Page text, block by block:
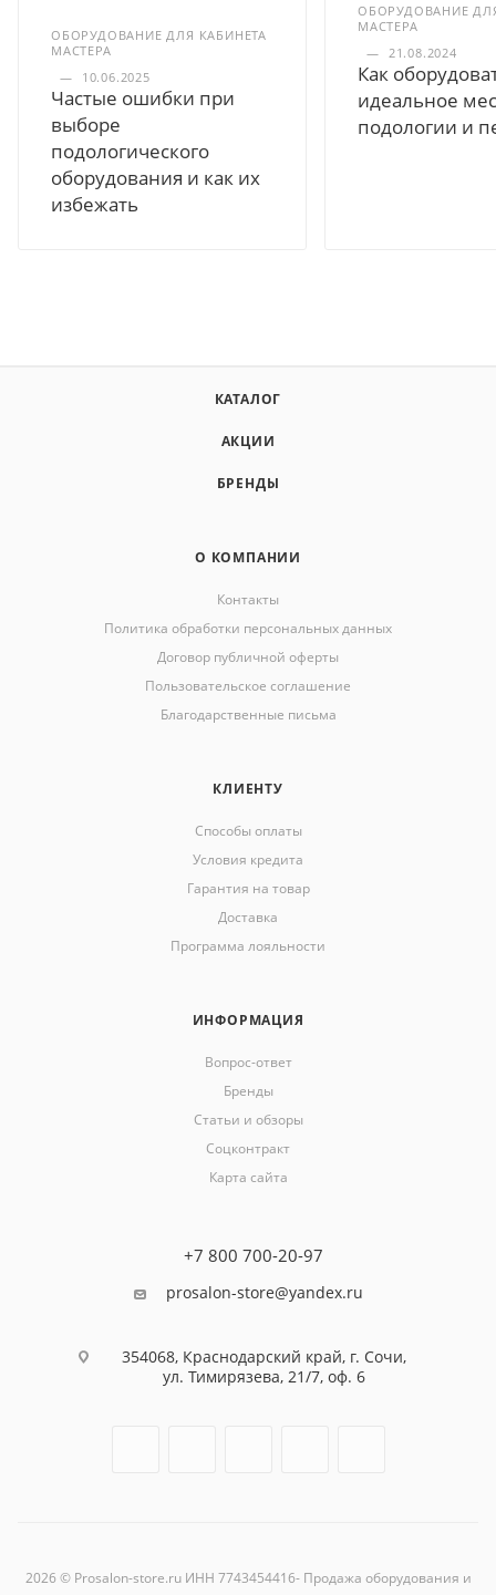
ОБОРУДОВАНИЕ ДЛЯ КАБИНЕТА
МАСТЕРА
—
10.06.2025
Частые ошибки при
выборе
подологического
оборудования и как их
избежать
ОБОРУДОВАНИЕ
МАСТЕРА
—
21.08.2024
Как
идеальное
подологии и
КАТАЛОГ
АКЦИИ
БРЕНДЫ
О КОМПАНИИ
Контакты
Политика обработки персональных данных
Договор публичной оферты
Пользовательское соглашение
Благодарственные письма
КЛИЕНТУ
Способы оплаты
Условия кредита
Гарантия на товар
Доставка
Программа лояльности
ИНФОРМАЦИЯ
Вопрос-ответ
Бренды
Статьи и обзоры
Соцконтракт
Карта сайта
+7 800 700-20-97
prosalon-store@yandex.ru
354068, Краснодарский край, г. Сочи,
ул. Тимирязева, 21/7, оф. 6
2026 © Prosalon-store.ru ИНН 7743454416- Продажа оборудования и